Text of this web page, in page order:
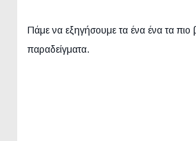
Πάμε να εξηγήσουμε τα ένα ένα τα πιο
παραδείγματα.